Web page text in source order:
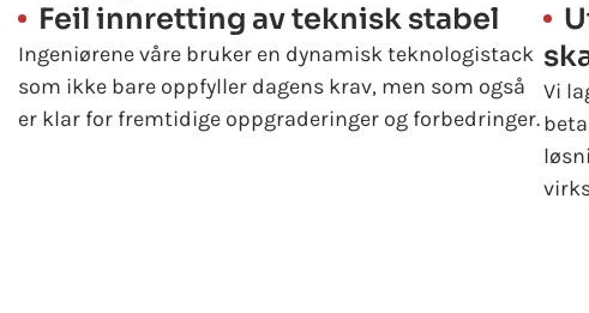
Feil innretting av teknisk stabel
Ingeniørene våre bruker en dynamisk teknologistack
som ikke bare oppfyller dagens krav, men som også
er klar for fremtidige oppgraderinger og forbedringer.
Vi